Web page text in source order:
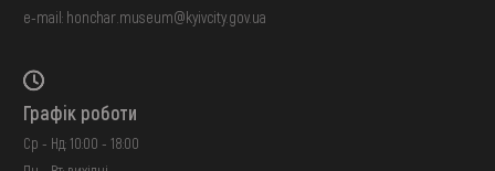
e-mail: honchar.museum@kyivcity.gov.ua
Графік роботи
Ср - Нд: 10:00 - 18:00